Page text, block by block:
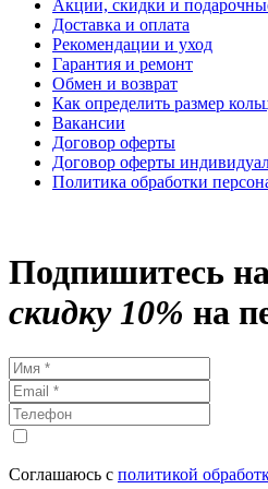
Акции, скидки и
Доставка и оплата
Рекомендации и уход
Гарантия и ремонт
Обмен и возврат
Как определить размер
Вакансии
Договор оферты
Договор оферты
Политика обработки
Подпишитесь
скидку 10% на
Соглашаюсь с политикой